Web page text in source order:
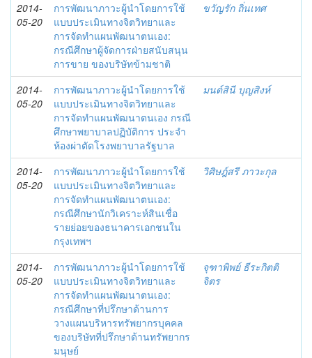
2014-
05-20
การพัฒนาภาวะผู้นำโดยการใช้
แบบประเมินทางจิตวิทยาและ
การจัดทำแผนพัฒนาตนเอง:
กรณีศึกษาผู้จัดการฝ่ายสนับสนุน
การขาย ของบริษัทข้ามชาติ
ขวัญรัก ถิ่นเทศ
2014-
05-20
การพัฒนาภาวะผู้นำโดยการใช้
แบบประเมินทางจิตวิทยาและ
การจัดทำแผนพัฒนาตนเอง กรณี
ศึกษาพยาบาลปฏิบัติการ ประจำ
ห้องผ่าตัดโรงพยาบาลรัฐบาล
มนต์สินี บุญสิงห์
2014-
05-20
การพัฒนาภาวะผู้นำโดยการใช้
แบบประเมินทางจิตวิทยาและ
การจัดทำแผนพัฒนาตนเอง:
กรณีศึกษานักวิเคราะห์สินเชื่อ
รายย่อยของธนาคารเอกชนใน
กรุงเทพฯ
วิศิษฎ์สรี ภาวะกุล
2014-
05-20
การพัฒนาภาวะผู้นำโดยการใช้
แบบประเมินทางจิตวิทยาและ
การจัดทำแผนพัฒนาตนเอง:
กรณีศึกษาที่ปรึกษาด้านการ
วางแผนบริหารทรัพยากรบุคคล
ของบริษัทที่ปรึกษาด้านทรัพยากร
มนุษย์
จุฑาพิพย์ ธีระกิตติ
จิตร